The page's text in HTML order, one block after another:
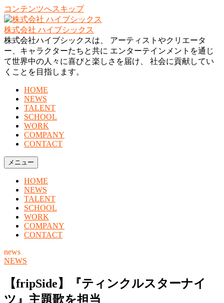
コンテンツへスキップ
株式会社 ハイブシックス
株式会社ハイブシックスは、 アーティストやクリエータ
ー、キャラクターたちと共に エンターテインメントを通じ
て世界中の人々に喜びと楽しさを届け、 社会に貢献してい
くことを目指します。
HOME
NEWS
TALENT
SCHOOL
WORK
COMPANY
CONTACT
メニュー
HOME
NEWS
TALENT
SCHOOL
WORK
COMPANY
CONTACT
news
NEWS
【fripSide】『ティンクルスターナイ
ツ』主題歌を担当